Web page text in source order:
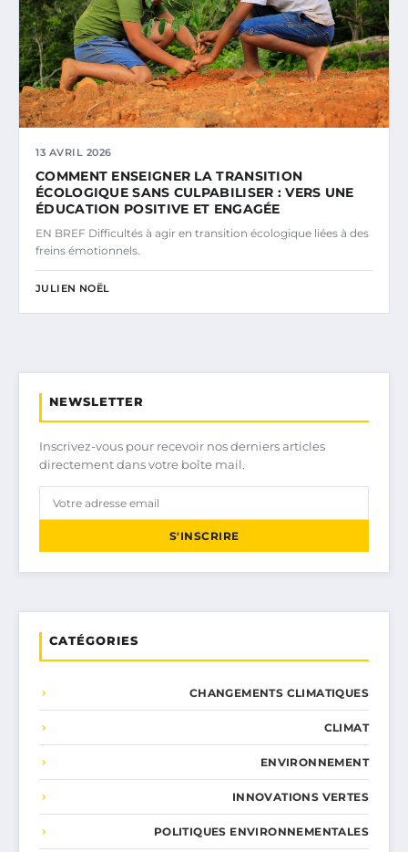
13 AVRIL 2026
COMMENT ENSEIGNER LA TRANSITION
ÉCOLOGIQUE SANS CULPABILISER : VERS UNE
ÉDUCATION POSITIVE ET ENGAGÉE
EN BREF Difficultés à agir en transition écologique liées à des
freins émotionnels.
JULIEN NOËL
NEWSLETTER
Inscrivez-vous pour recevoir nos derniers articles
directement dans votre boîte mail.
S'INSCRIRE
CATÉGORIES
CHANGEMENTS CLIMATIQUES
CLIMAT
ENVIRONNEMENT
INNOVATIONS VERTES
POLITIQUES ENVIRONNEMENTALES